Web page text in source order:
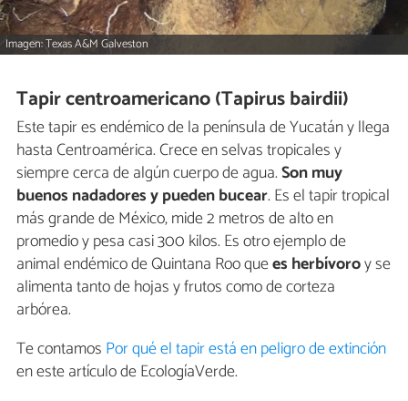
Imagen: Texas A&M Galveston
Tapir centroamericano (Tapirus bairdii)
Este tapir es endémico de la península de Yucatán y llega
hasta Centroamérica. Crece en selvas tropicales y
siempre cerca de algún cuerpo de agua.Son muy
buenos nadadores y pueden bucear. Es el tapir tropical
más grande de México, mide 2 metros de alto en
promedio y pesa casi 300 kilos. Es otro ejemplo de
animal endémico de Quintana Roo quees herbívoroy se
alimenta tanto de hojas y frutos como de corteza
arbórea.
Te contamos Por qué el tapir está en peligro de extinción
en este artículo de EcologíaVerde.